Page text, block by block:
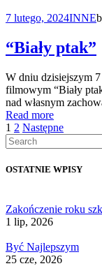
7 lutego, 2024INNE
“Biały ptak”
W dniu dzisiejszym
filmowym “Biały
nad własnym
Read more
wpisów
1 2 Następne
OSTATNIE WPISY
Zakończenie roku
1 lip, 2026
Być Najlepszym
25 cze, 2026